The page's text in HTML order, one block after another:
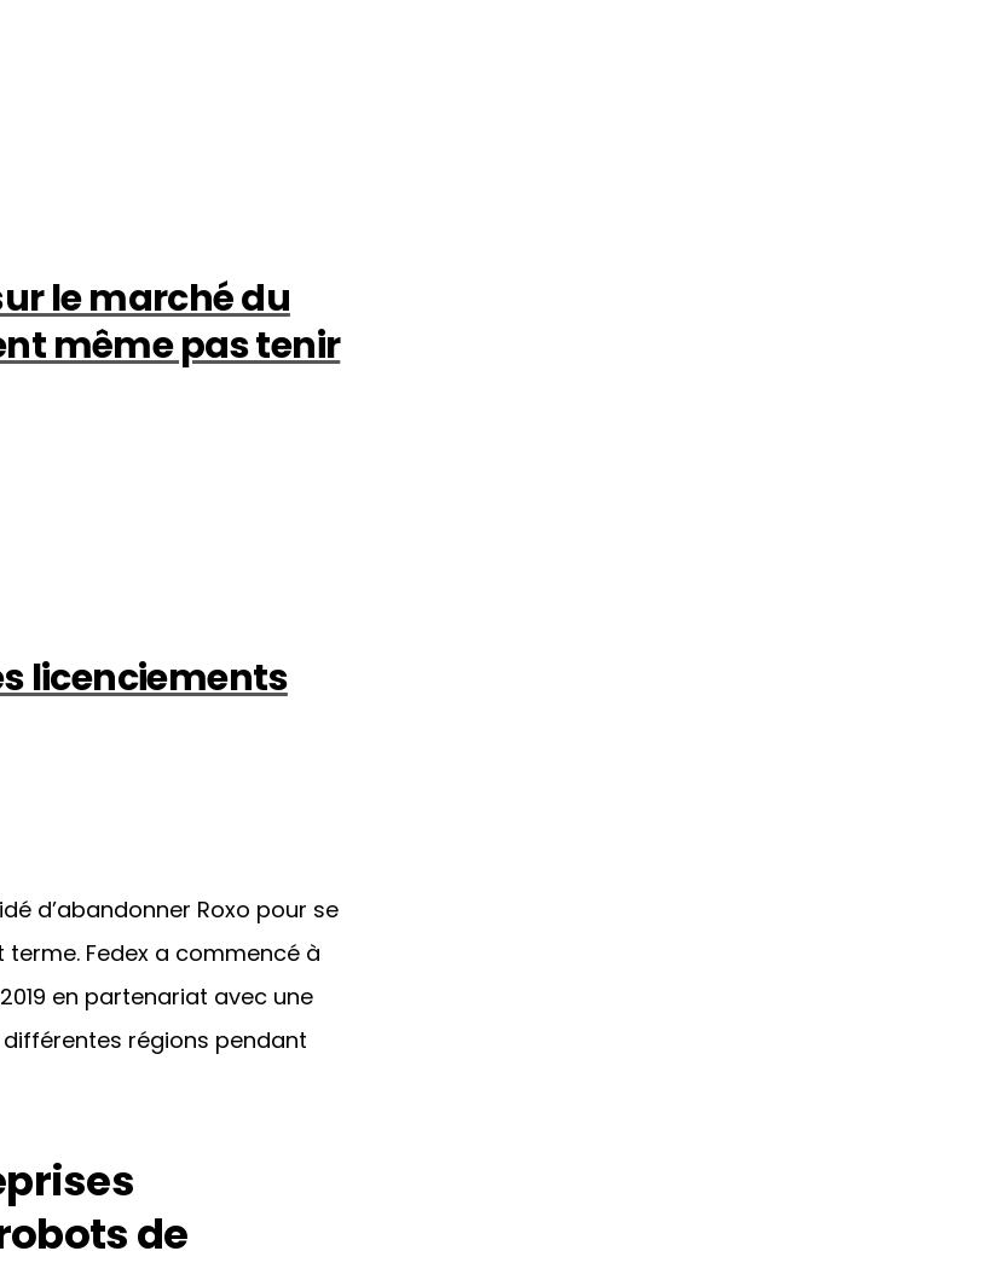
le marché du
même pas tenir
licenciements
d’abandonner Roxo pour se
Fedex a commencé à
en partenariat avec une
différentes régions pendant
de